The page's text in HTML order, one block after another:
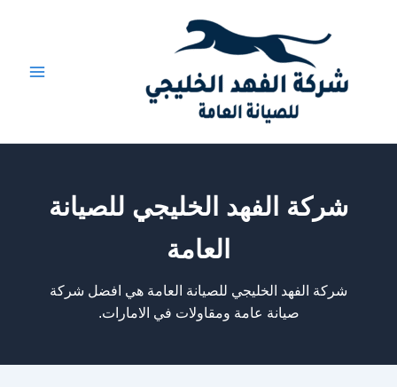
شركة الفهد الخليجي للصيانة
العامة
شركة الفهد الخليجي للصيانة العامة هي افضل شركة
صيانة عامة ومقاولات في الامارات.